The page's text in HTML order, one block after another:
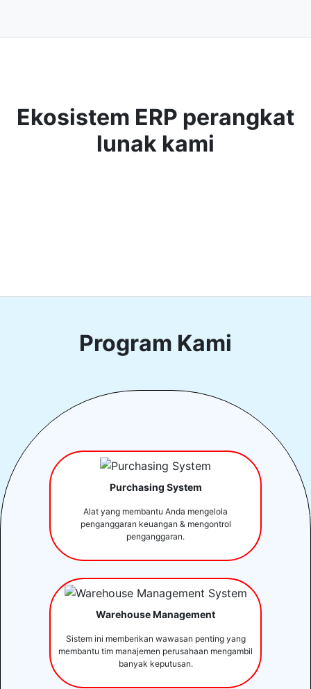
Ekosistem ERP perangkat
lunak kami
Program Kami
Purchasing System
Alat yang membantu Anda mengelola
penganggaran keuangan & mengontrol
penganggaran.
Warehouse Management
Sistem ini memberikan wawasan penting yang
membantu tim manajemen perusahaan mengambil
banyak keputusan.